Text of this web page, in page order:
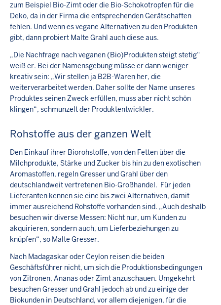
zum Beispiel Bio-Zimt oder die Bio-Schokotropfen für die
Deko, da in der Firma die entsprechenden Gerätschaften
fehlen. Und wenn es vegane Alternativen zu den Produkten
gibt, dann probiert Malte Grahl auch diese aus.
„Die Nachfrage nach veganen (Bio)Produkten steigt stetig“
weiß er. Bei der Namensgebung müsse er dann weniger
kreativ sein: „Wir stellen ja B2B-Waren her, die
weiterverarbeitet werden. Daher sollte der Name unseres
Produktes seinen Zweck erfüllen, muss aber nicht schön
klingen“, schmunzelt der Produktentwickler.
Rohstoffe aus der ganzen Welt
Den Einkauf ihrer Biorohstoffe, von den Fetten über die
Milchprodukte, Stärke und Zucker bis hin zu den exotischen
Aromastoffen, regeln Gresser und Grahl über den
deutschlandweit vertretenen Bio-Großhandel. Für jeden
Lieferanten kennen sie eine bis zwei Alternativen, damit
immer ausreichend Rohstoffe vorhanden sind. „Auch deshalb
besuchen wir diverse Messen: Nicht nur, um Kunden zu
akquirieren, sondern auch, um Lieferbeziehungen zu
knüpfen“, so Malte Gresser.
Nach Madagaskar oder Ceylon reisen die beiden
Geschäftsführer nicht, um sich die Produktionsbedingungen
von Zitronen, Ananas oder Zimt anzuschauen. Umgekehrt
besuchen Gresser und Grahl jedoch ab und zu einige der
Biokunden in Deutschland, vor allem diejenigen, für die